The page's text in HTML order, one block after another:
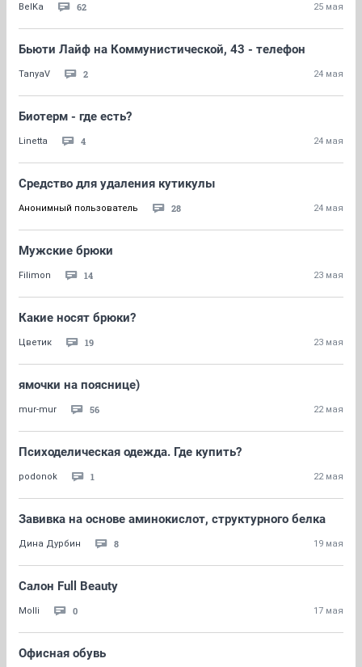
BelKa 62 25 мая
Бьюти Лайф на Коммунистической, 43 - телефон
TanyaV 2 24 мая
Биотерм - где есть?
Linetta 4 24 мая
Cредство для удаления кутикулы
Анонимный пользователь 28 24 мая
Мужские брюки
Filimon 14 23 мая
Какие носят брюки?
Цветик 19 23 мая
ямочки на пояснице)
mur-mur 56 22 мая
Психоделическая одежда. Где купить?
podonok 1 22 мая
Завивка на основе аминокислот, структурного белка
Дина Дурбин 8 19 мая
Салон Full Beauty
Molli 0 17 мая
Офисная обувь